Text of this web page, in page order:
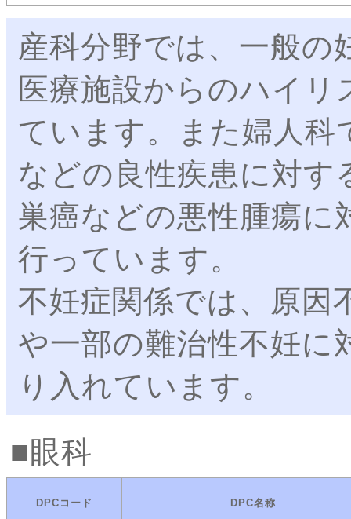
産科分野では、一般の
医療施設からのハイ
ています。また婦人科
などの良性疾患に対す
巣癌などの悪性腫瘍に
行っています。
不妊症関係では、原因
や一部の難治性不妊に
り入れています。
眼科
DPCコード DPC名称